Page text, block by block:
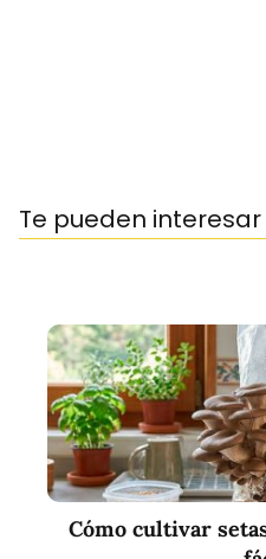
Te pueden interesar
Cómo cultivar